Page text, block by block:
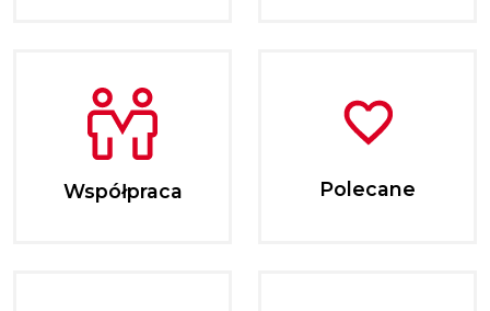
Współpraca Polecane